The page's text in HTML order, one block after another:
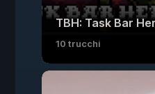
TBH: Task Bar
10 trucchi